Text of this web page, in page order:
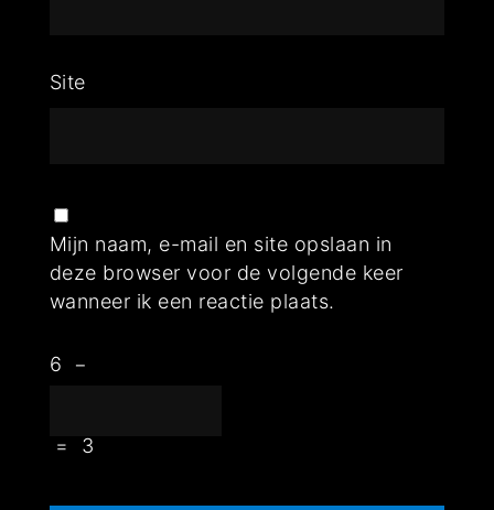
Site
Mijn naam, e-mail en site opslaan in
deze browser voor de volgende keer
wanneer ik een reactie plaats.
6 −
= 3